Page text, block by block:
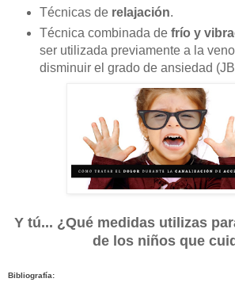
Técnicas de relajación.
Técnica combinada de frío y
ser utilizada previamente a la
disminuir el grado de ansiedad
Y tú... ¿Qué medidas utilizas
de los niños que
Bibliografía: